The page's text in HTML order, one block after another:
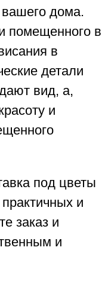
дома.
помещенного в
в
детали
вид, а,
и
под цветы
и
заказ и
и